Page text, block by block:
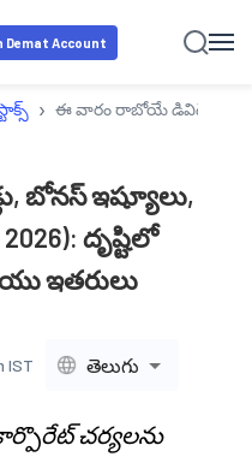
Demat Account
› ఈ వారం రాబోయే డివిడెండ్లు,
బోనస్ ఇష్యూలు,
2026): దృష్టిలో
ఇతరులు
IST తెలుగు
చర్యలను